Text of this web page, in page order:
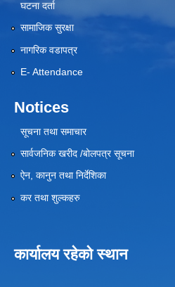
घटना दर्ता
सामाजिक सुरक्षा
नागरिक वडापत्र
E- Attendance
Notices
सूचना तथा समाचार
सार्वजनिक खरीद /बोलपत्र सूचना
ऐन, कानुन तथा निर्देशिका
कर तथा शुल्कहरु
कार्यालय रहेको स्थान